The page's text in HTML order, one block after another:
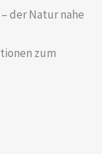
der Natur nahe
zum